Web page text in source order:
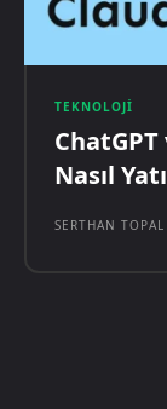
TEKNOLOJI
Nasıl
SERTHAN TOPAL